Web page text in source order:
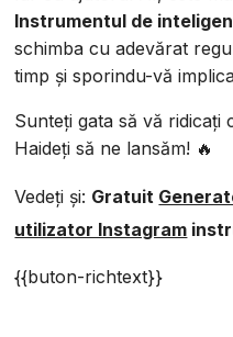
Instrumentul de
schimba cu adevărat
timp și sporindu-vă
Sunteți gata să vă ridicați
Haideți să ne lansăm! 🔥
Vedeți și: Gratuit
utilizator Instagram
{{buton-richtext}}